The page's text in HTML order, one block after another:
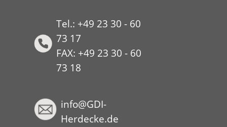
Tel.: +49 23 30 - 60
73 17
FAX: +49 23 30 - 60
73 18
info@GDI-
Herdecke.de